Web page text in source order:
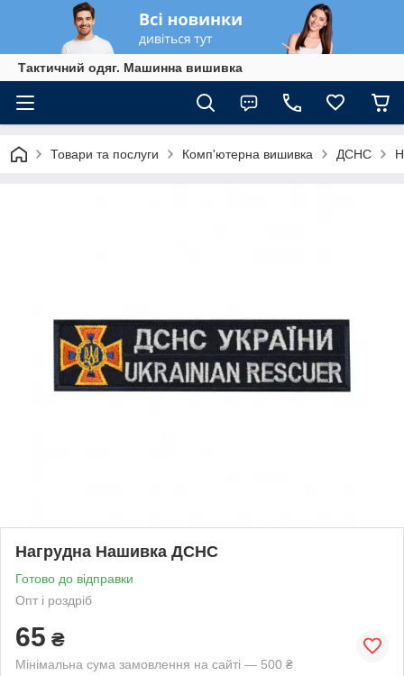
Тактичний одяг. Машинна вишивка
Товари та послуги Комп'ютерна вишивка ДСНС
Нагрудна Нашивка ДСНС
Готово до відправки
Опт і роздріб
65 ₴
Мінімальна сума замовлення на сайті — 500 ₴